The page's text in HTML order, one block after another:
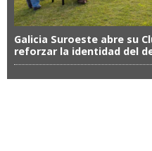
Galicia Suroeste abre su
reforzar la identidad del